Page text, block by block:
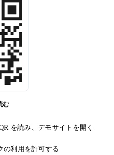
む
を読み、デモサイトを開く
の利用を許可する